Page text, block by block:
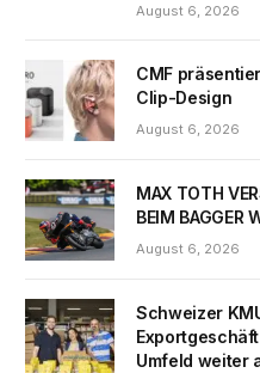
August 6, 2026
CMF
Clip-Design
August 6, 2026
MAX TOTH
BEIM BAGGER
August 6, 2026
Schweizer
Umfeld weiter